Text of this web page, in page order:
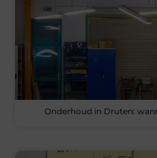
Onderhoud in Druten: